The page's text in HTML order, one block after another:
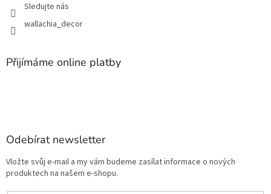
Sledujte nás
wallachia_decor
Přijímáme online platby
Odebírat newsletter
Vložte svůj e-mail a my vám budeme zasílat informace o nových
produktech na našem e-shopu.